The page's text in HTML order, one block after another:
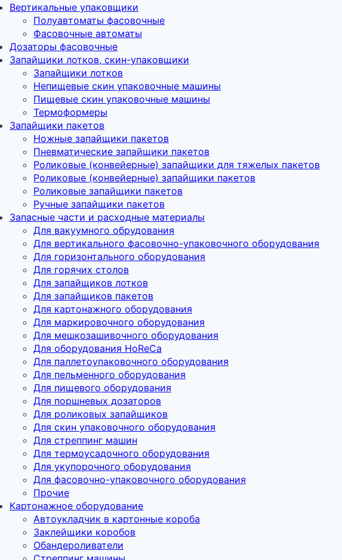
Вертикальные упаковщики
Полуавтоматы фасовочные
Фасовочные автоматы
Дозаторы фасовочные
Запайщики лотков, скин-упаковщики
Запайщики лотков
Непищевые скин упаковочные машины
Пищевые скин упаковочные машины
Термоформеры
Запайщики пакетов
Ножные запайщики пакетов
Пневматические запайщики пакетов
Роликовые (конвейерные) запайщики для тяжелых пакетов
Роликовые (конвейерные) запайщики пакетов
Роликовые запайщики пакетов
Ручные запайщики пакетов
Запасные части и расходные материалы
Для вакуумного обрудования
Для вертикального фасовочно-упаковочного оборудования
Для горизонтального оборудования
Для горячих столов
Для запайщиков лотков
Для запайщиков пакетов
Для картонажного оборудования
Для маркировочного оборудования
Для мешкозашивочного оборудования
Для оборудования HoReCa
Для паллетоупаковочного оборудования
Для пельменного оборудования
Для пищевого оборудования
Для поршневых дозаторов
Для роликовых запайщиков
Для скин упаковочного оборудования
Для стреппинг машин
Для термоусадочного оборудования
Для укупорочного оборудования
Для фасовочно-упаковочного оборудования
Прочие
Картонажное оборудование
Автоукладчик в картонные короба
Заклейщики коробов
Обандероливатели